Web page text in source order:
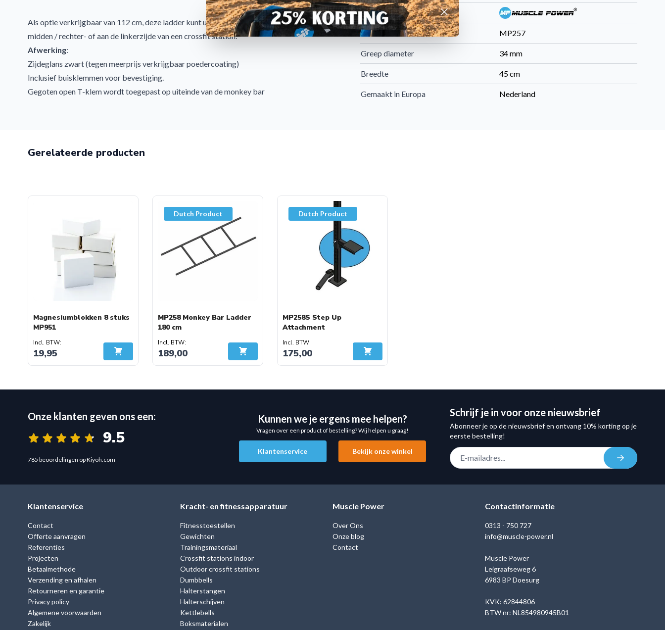
Als optie verkrijgbaar van 112 cm, deze ladder kunt u plaatsen naar wens: in het
midden / rechter- of aan de linkerzijde van een crossfit station.
Afwerking:
Zijdeglans zwart (tegen meerprijs verkrijgbaar poedercoating)
Inclusief buisklemmen voor bevestiging.
Gegoten open T-klem wordt toegepast op uiteinde van de monkey bar
poedercoating
MP257 Monkey Bar Ladder 112 cm:
Afwerking: zijdeglans zwart (tegen meerprijs verkrijgbaar poedercoating)
Inclusief buisklemmen voor bevestiging.
Gegoten open T-klem wordt toegepast op uiteinde van de monkey bar
2-delige X-klem wordt toegepast voor het doorvebinden.
Merken
Artikelnummer MP257
Greep diameter 34 mm
Breedte 45 cm
Gemaakt in Europa Nederland
Gerelateerde producten
Magnesiumblokken 8 stuks
MP951
19,95 In Winkelwagen
Dutch Product
MP258 Monkey Bar Ladder
180 cm
189,00 In Winkelwagen
Dutch Product
MP258S Step Up
Attachment
175,00 In Winkelwagen
Onze klanten geven ons een:
9.5
785 beoordelingen op Kiyoh.com
Kunnen we je ergens mee helpen?
Vragen over een product of bestelling? Wij helpen u graag!
Klantenservice Bekijk onze winkel
Schrijf je in voor onze nieuwsbrief
Abonneer je op de nieuwsbrief en ontvang 10% korting op je
eerste bestelling!
E-mail adres
Inschrijven
Klantenservice
Contact
Offerte aanvragen
Referenties
Projecten
Betaalmethode
Verzending en afhalen
Retourneren en garantie
Privacy policy
Algemene voorwaarden
Zakelijk
Kracht- en fitnessapparatuur
Fitnesstoestellen
Gewichten
Trainingsmateriaal
Crossfit stations indoor
Outdoor crossfit stations
Dumbbells
Halterstangen
Halterschijven
Kettlebells
Boksmaterialen
Muscle Power
Over Ons
Onze blog
Contact
Contactinformatie
0313 - 750 727
info@muscle-power.nl
Muscle Power
Leigraafseweg 6
6983 BP Doesurg
KVK: 62844806
BTW nr: NL854980945B01
Afwijzen